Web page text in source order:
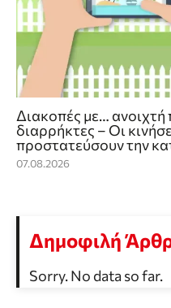
Διακοπές με…
διαρρήκτες – Οι
προστατεύσουν την
07.08.2026
Δημοφιλή
Sorry. No data so far.